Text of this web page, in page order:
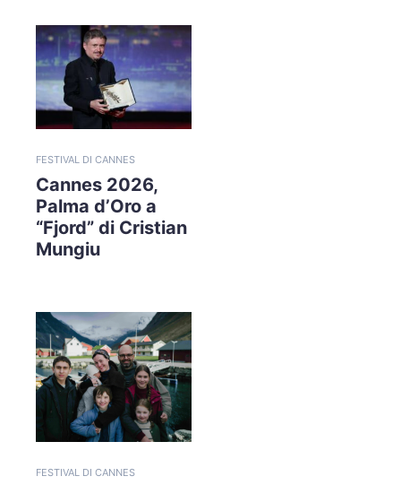
FESTIVAL DI CANNES
Cannes 2026,
Palma d’Oro a
“Fjord” di Cristian
Mungiu
FESTIVAL DI CANNES